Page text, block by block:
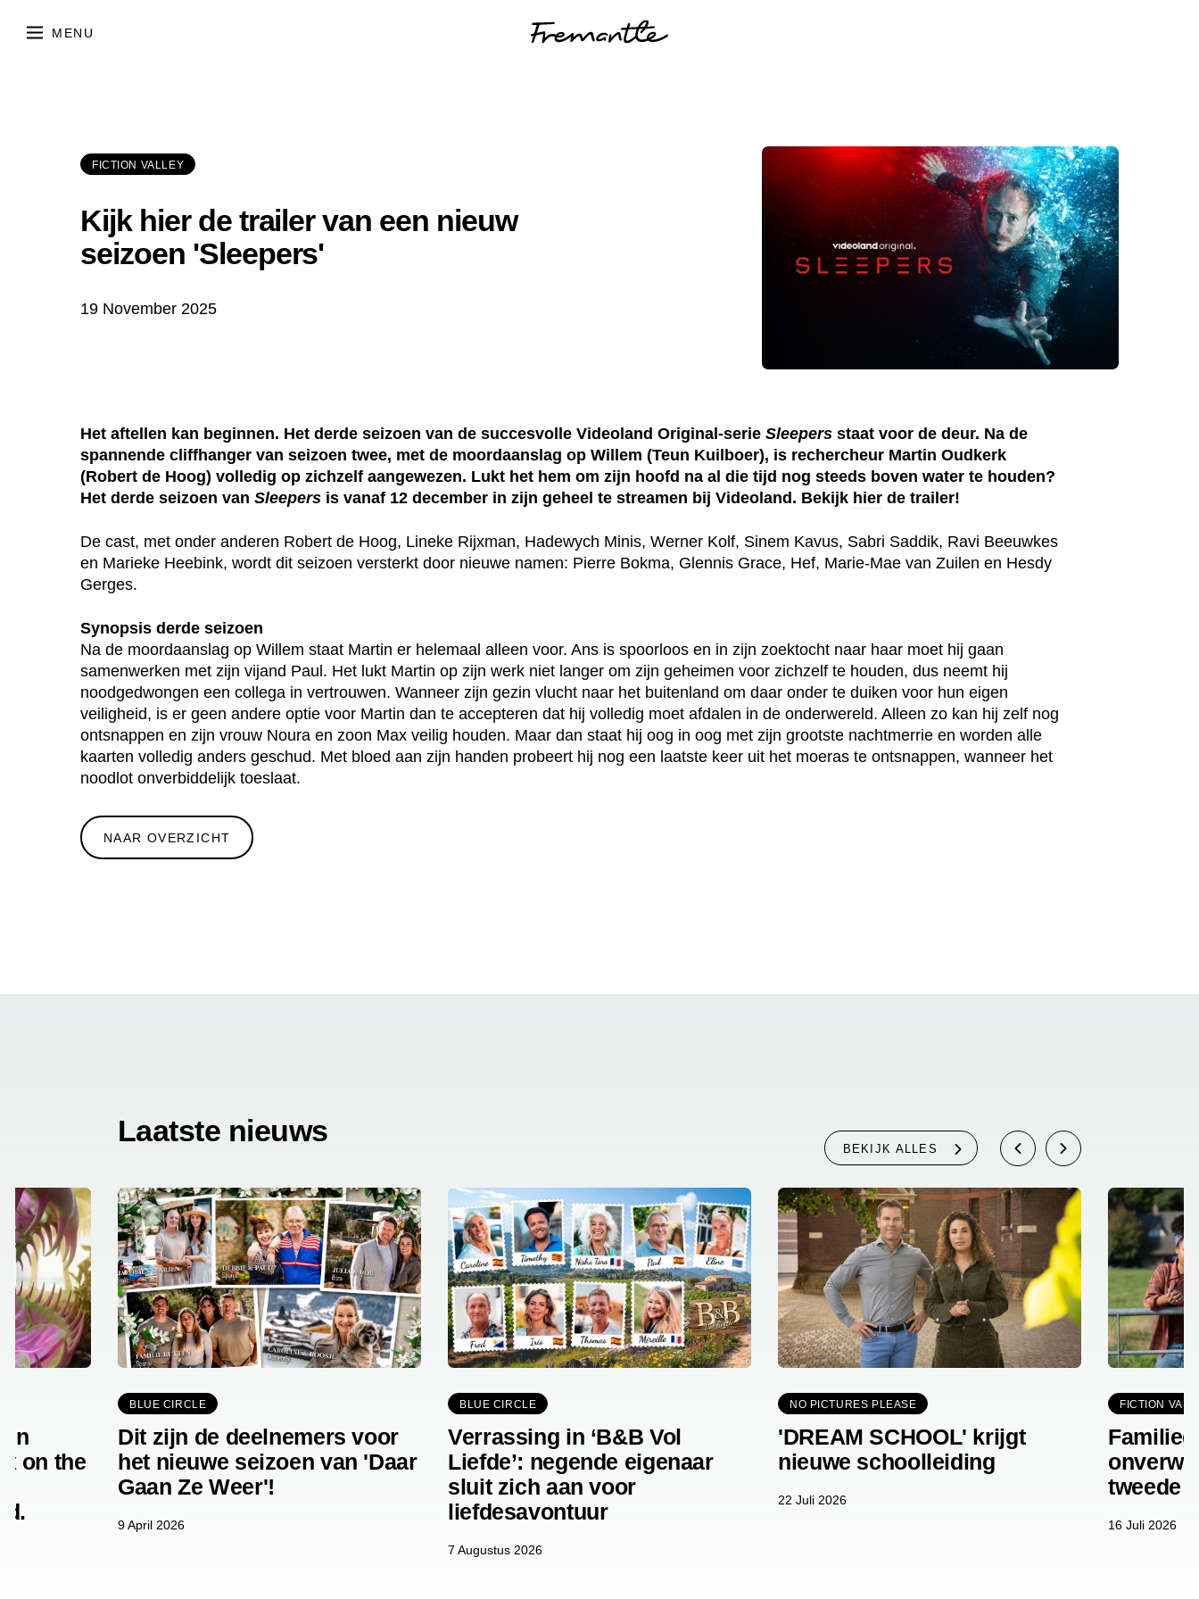
FICTION VALLEY
Kijk hier de trailer van een nieuw
seizoen 'Sleepers'
19 November 2025
Het aftellen kan beginnen. Het derde seizoen van de succesvolle Videoland Original-serie Sleepers staat voor de deur. Na de
spannende cliffhanger van seizoen twee, met de moordaanslag op Willem (Teun Kuilboer), is rechercheur Martin Oudkerk
(Robert de Hoog) volledig op zichzelf aangewezen. Lukt het hem om zijn hoofd na al die tijd nog steeds boven water te houden?
Het derde seizoen van Sleepers is vanaf 12 december in zijn geheel te streamen bij Videoland. Bekijk hier de trailer!
De cast, met onder anderen Robert de Hoog, Lineke Rijxman, Hadewych Minis, Werner Kolf, Sinem Kavus, Sabri Saddik, Ravi Beeuwkes
en Marieke Heebink, wordt dit seizoen versterkt door nieuwe namen: Pierre Bokma, Glennis Grace, Hef, Marie-Mae van Zuilen en Hesdy
Gerges.
Synopsis derde seizoen
Na de moordaanslag op Willem staat Martin er helemaal alleen voor. Ans is spoorloos en in zijn zoektocht naar haar moet hij gaan
samenwerken met zijn vijand Paul. Het lukt Martin op zijn werk niet langer om zijn geheimen voor zichzelf te houden, dus neemt hij
noodgedwongen een collega in vertrouwen. Wanneer zijn gezin vlucht naar het buitenland om daar onder te duiken voor hun eigen
veiligheid, is er geen andere optie voor Martin dan te accepteren dat hij volledig moet afdalen in de onderwereld. Alleen zo kan hij zelf nog
ontsnappen en zijn vrouw Noura en zoon Max veilig houden. Maar dan staat hij oog in oog met zijn grootste nachtmerrie en worden alle
kaarten volledig anders geschud. Met bloed aan zijn handen probeert hij nog een laatste keer uit het moeras te ontsnappen, wanneer het
noodlot onverbiddelijk toeslaat.
NAAR OVERZICHT
Laatste nieuws
BEKIJK ALLES
on the
BLUE CIRCLE
Dit zijn de deelnemers voor
het nieuwe seizoen van 'Daar
Gaan Ze Weer'!
9 April 2026
BLUE CIRCLE
Verrassing in ‘B&B Vol
Liefde’: negende eigenaar
sluit zich aan voor
liefdesavontuur
7 Augustus 2026
NO PICTURES PLEASE
'DREAM SCHOOL' krijgt
nieuwe schoolleiding
22 Juli 2026
FICTION
tweede
16 Juli 2026